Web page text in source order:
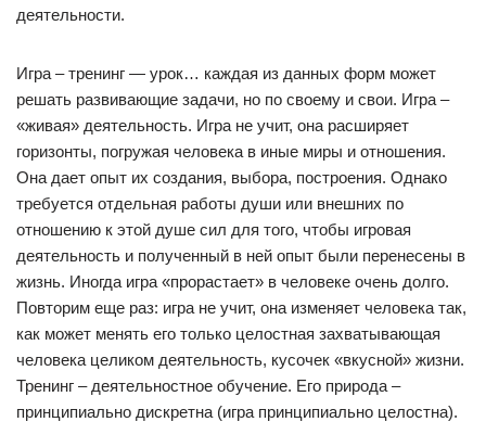
деятельности.
Игра – тренинг — урок… каждая из данных форм может
решать развивающие задачи, но по своему и свои. Игра –
«живая» деятельность. Игра не учит, она расширяет
горизонты, погружая человека в иные миры и отношения.
Она дает опыт их создания, выбора, построения. Однако
требуется отдельная работы души или внешних по
отношению к этой душе сил для того, чтобы игровая
деятельность и полученный в ней опыт были перенесены в
жизнь. Иногда игра «прорастает» в человеке очень долго.
Повторим еще раз: игра не учит, она изменяет человека так,
как может менять его только целостная захватывающая
человека целиком деятельность, кусочек «вкусной» жизни.
Тренинг – деятельностное обучение. Его природа –
принципиально дискретна (игра принципиально целостна).